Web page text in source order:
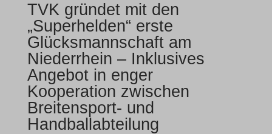
TVK gründet mit den
„Superhelden“ erste
Glücksmannschaft am
Niederrhein – Inklusives
Angebot in enger
Kooperation zwischen
Breitensport- und
Handballabteilung